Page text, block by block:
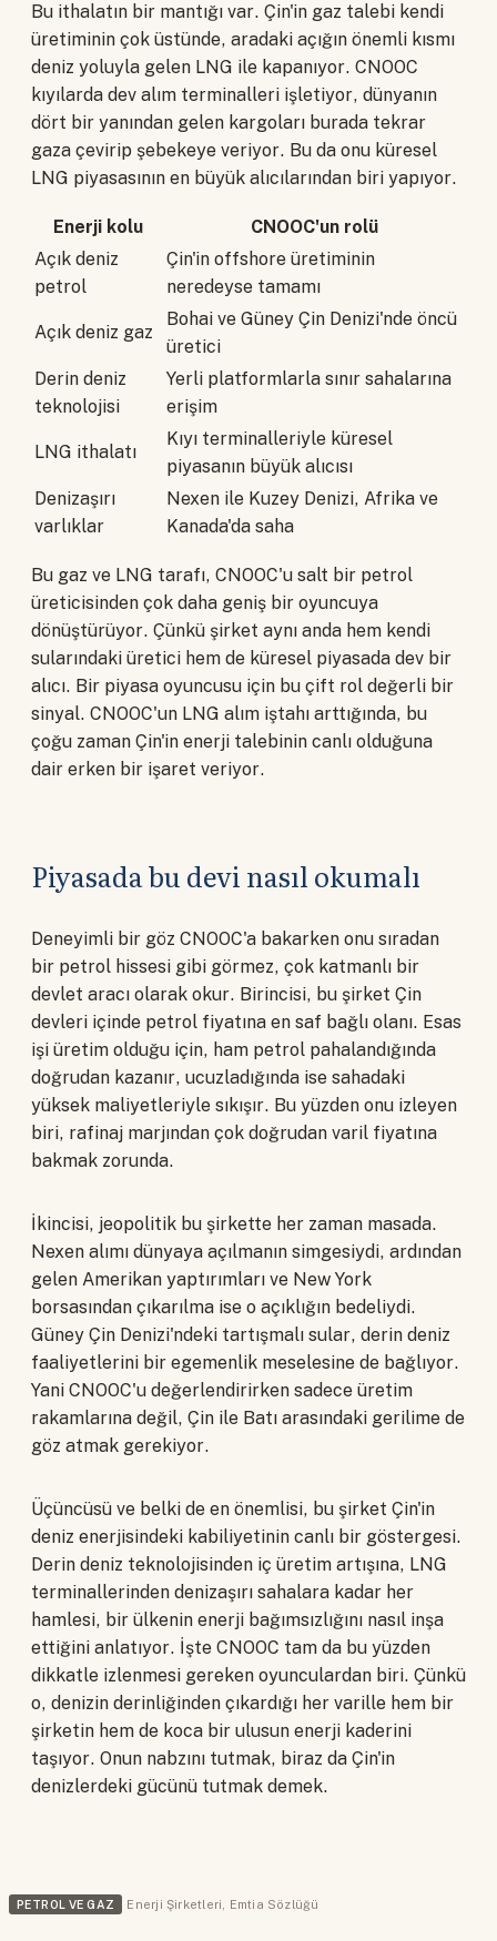
Bu ithalatın bir mantığı var. Çin'in gaz talebi kendi
üretiminin çok üstünde, aradaki açığın önemli kısmı
deniz yoluyla gelen LNG ile kapanıyor. CNOOC
kıyılarda dev alım terminalleri işletiyor, dünyanın
dört bir yanından gelen kargoları burada tekrar
gaza çevirip şebekeye veriyor. Bu da onu küresel
LNG piyasasının en büyük alıcılarından biri yapıyor.
Enerji kolu
CNOOC'un rolü
Açık deniz
petrol
Çin'in offshore üretiminin
neredeyse tamamı
Açık deniz gaz
Bohai ve Güney Çin Denizi'nde öncü
üretici
Derin deniz
teknolojisi
Yerli platformlarla sınır sahalarına
erişim
LNG ithalatı
Kıyı terminalleriyle küresel
piyasanın büyük alıcısı
Denizaşırı
varlıklar
Nexen ile Kuzey Denizi, Afrika ve
Kanada'da saha
Bu gaz ve LNG tarafı, CNOOC'u salt bir petrol
üreticisinden çok daha geniş bir oyuncuya
dönüştürüyor. Çünkü şirket aynı anda hem kendi
sularındaki üretici hem de küresel piyasada dev bir
alıcı. Bir piyasa oyuncusu için bu çift rol değerli bir
sinyal. CNOOC'un LNG alım iştahı arttığında, bu
çoğu zaman Çin'in enerji talebinin canlı olduğuna
dair erken bir işaret veriyor.
Piyasada bu devi nasıl okumalı
Deneyimli bir göz CNOOC'a bakarken onu sıradan
bir petrol hissesi gibi görmez, çok katmanlı bir
devlet aracı olarak okur. Birincisi, bu şirket Çin
devleri içinde petrol fiyatına en saf bağlı olanı. Esas
işi üretim olduğu için, ham petrol pahalandığında
doğrudan kazanır, ucuzladığında ise sahadaki
yüksek maliyetleriyle sıkışır. Bu yüzden onu izleyen
biri, rafinaj marjından çok doğrudan varil fiyatına
bakmak zorunda.
İkincisi, jeopolitik bu şirkette her zaman masada.
Nexen alımı dünyaya açılmanın simgesiydi, ardından
gelen Amerikan yaptırımları ve New York
borsasından çıkarılma ise o açıklığın bedeliydi.
Güney Çin Denizi'ndeki tartışmalı sular, derin deniz
faaliyetlerini bir egemenlik meselesine de bağlıyor.
Yani CNOOC'u değerlendirirken sadece üretim
rakamlarına değil, Çin ile Batı arasındaki gerilime de
göz atmak gerekiyor.
Üçüncüsü ve belki de en önemlisi, bu şirket Çin'in
deniz enerjisindeki kabiliyetinin canlı bir göstergesi.
Derin deniz teknolojisinden iç üretim artışına, LNG
terminallerinden denizaşırı sahalara kadar her
hamlesi, bir ülkenin enerji bağımsızlığını nasıl inşa
ettiğini anlatıyor. İşte CNOOC tam da bu yüzden
dikkatle izlenmesi gereken oyunculardan biri. Çünkü
o, denizin derinliğinden çıkardığı her varille hem bir
şirketin hem de koca bir ulusun enerji kaderini
taşıyor. Onun nabzını tutmak, biraz da Çin'in
denizlerdeki gücünü tutmak demek.
PETROL VE GAZ Enerji Şirketleri, Emtia Sözlüğü